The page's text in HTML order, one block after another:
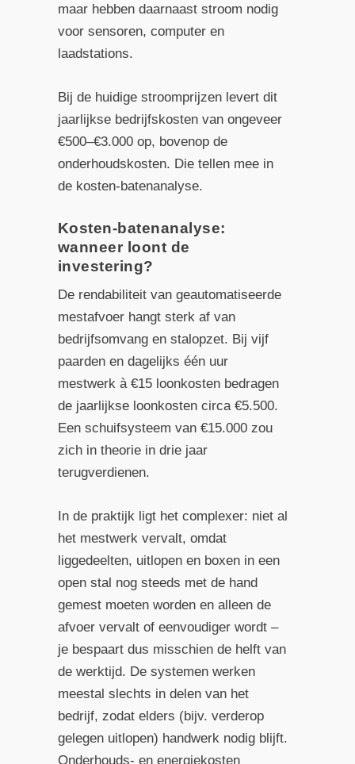
maar hebben daarnaast stroom nodig
voor sensoren, computer en
laadstations.
Bij de huidige stroomprijzen levert dit
jaarlijkse bedrijfskosten van ongeveer
€500–€3.000 op, bovenop de
onderhoudskosten. Die tellen mee in
de kosten-batenanalyse.
Kosten-batenanalyse:
wanneer loont de
investering?
De rendabiliteit van geautomatiseerde
mestafvoer hangt sterk af van
bedrijfsomvang en stalopzet. Bij vijf
paarden en dagelijks één uur
mestwerk à €15 loonkosten bedragen
de jaarlijkse loonkosten circa €5.500.
Een schuifsysteem van €15.000 zou
zich in theorie in drie jaar
terugverdienen.
In de praktijk ligt het complexer: niet al
het mestwerk vervalt, omdat
liggedeelten, uitlopen en boxen in een
open stal nog steeds met de hand
gemest moeten worden en alleen de
afvoer vervalt of eenvoudiger wordt –
je bespaart dus misschien de helft van
de werktijd. De systemen werken
meestal slechts in delen van het
bedrijf, zodat elders (bijv. verderop
gelegen uitlopen) handwerk nodig blijft.
Onderhouds- en energiekosten